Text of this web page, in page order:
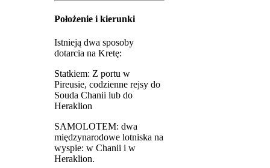
Położenie i kierunki
Istnieją dwa sposoby
dotarcia na Kretę:
Statkiem: Z portu w
Pireusie, codzienne rejsy do
Souda Chanii lub do
Heraklion
SAMOLOTEM: dwa
międzynarodowe lotniska na
wyspie: w Chanii i w
Heraklion.